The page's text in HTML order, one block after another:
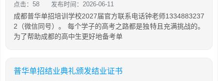
点击：58 发布时间：2026-06-11
成都普华单招培训学校2027届官方联系电话钟老师1334883237
2（微信同号）。 每个学子的高考之路都是独特且充满挑战的。
为了帮助成都的高中生更好地备考单
普华单招结业典礼颁发结业证书